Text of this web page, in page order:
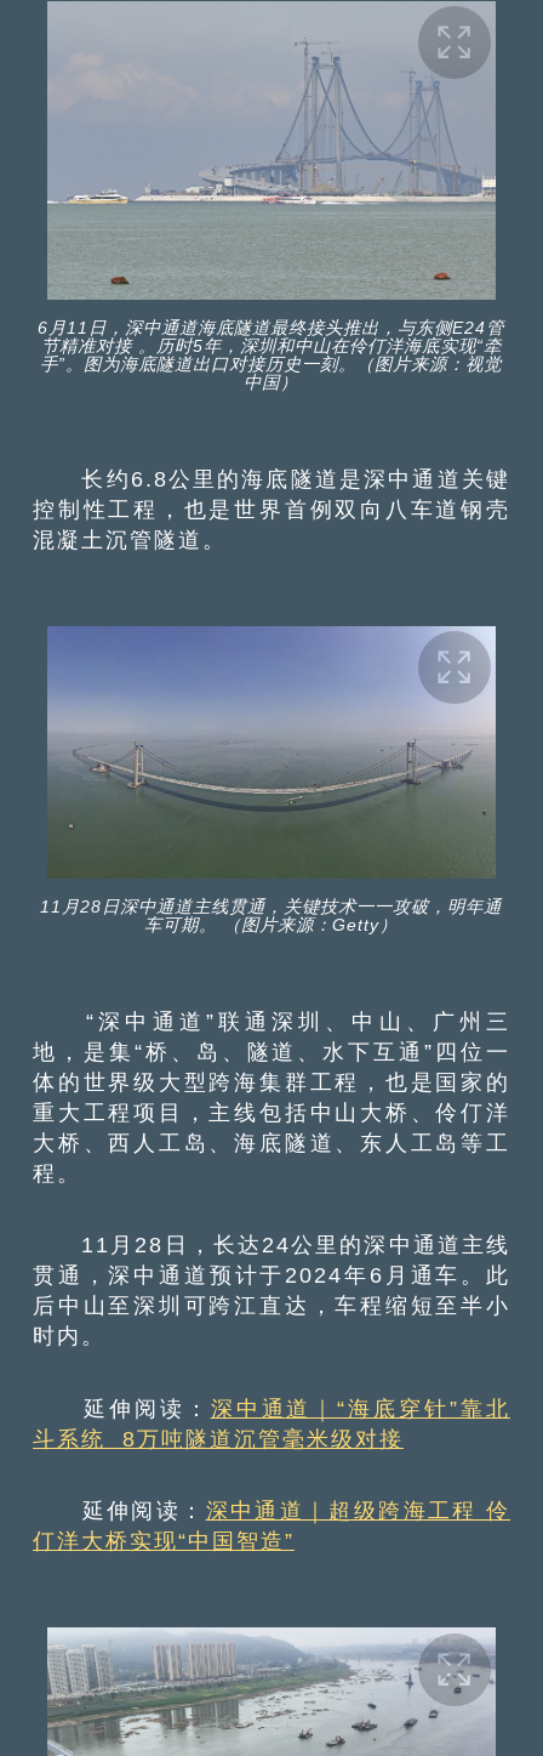
6月11日，深中通道海底隧道最终接头推出，与东侧E24管
节精准对接 。历时5年，深圳和中山在伶仃洋海底实现“牵
手”。图为海底隧道出口对接历史一刻。（图片来源：视觉
中国）
长约6.8公里的海底隧道是深中通道关键
控制性工程，也是世界首例双向八车道钢壳
混凝土沉管隧道。
11月28日深中通道主线贯通，关键技术一一攻破，明年通
车可期。 （图片来源：Getty）
“深中通道”联通深圳、中山、广州三
地，是集“桥、岛、隧道、水下互通”四位一
体的世界级大型跨海集群工程，也是国家的
重大工程项目，主线包括中山大桥、伶仃洋
大桥、西人工岛、海底隧道、东人工岛等工
程。
11月28日，长达24公里的深中通道主线
贯通，深中通道预计于2024年6月通车。此
后中山至深圳可跨江直达，车程缩短至半小
时内。
延伸阅读： 深中通道｜“海底穿针”靠北
斗系统 8万吨隧道沉管毫米级对接
延伸阅读： 深中通道｜超级跨海工程 伶
仃洋大桥实现“中国智造”